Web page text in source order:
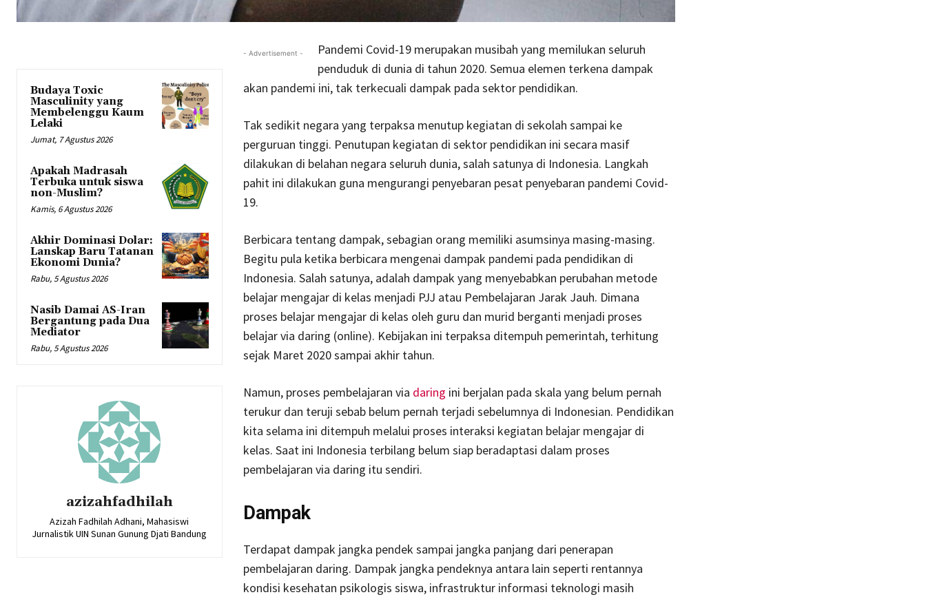
Budaya Toxic
Masculinity yang
Membelenggu Kaum
Lelaki
Jumat, 7 Agustus 2026
Apakah Madrasah
Terbuka untuk siswa
non-Muslim?
Kamis, 6 Agustus 2026
Akhir Dominasi Dolar:
Lanskap Baru Tatanan
Ekonomi Dunia?
Rabu, 5 Agustus 2026
Nasib Damai AS-Iran
Bergantung pada Dua
Mediator
Rabu, 5 Agustus 2026
azizahfadhilah
Azizah Fadhilah Adhani, Mahasiswi
Jurnalistik UIN Sunan Gunung Djati Bandung
- Advertisement -
Pandemi Covid-19 merupakan musibah yang memilukan seluruh
penduduk di dunia di tahun 2020. Semua elemen terkena dampak
akan pandemi ini, tak terkecuali dampak pada sektor pendidikan.
Tak sedikit negara yang terpaksa menutup kegiatan di sekolah sampai ke
perguruan tinggi. Penutupan kegiatan di sektor pendidikan ini secara masif
dilakukan di belahan negara seluruh dunia, salah satunya di Indonesia. Langkah
pahit ini dilakukan guna mengurangi penyebaran pesat penyebaran pandemi Covid-
19.
Berbicara tentang dampak, sebagian orang memiliki asumsinya masing-masing.
Begitu pula ketika berbicara mengenai dampak pandemi pada pendidikan di
Indonesia. Salah satunya, adalah dampak yang menyebabkan perubahan metode
belajar mengajar di kelas menjadi PJJ atau Pembelajaran Jarak Jauh. Dimana
proses belajar mengajar di kelas oleh guru dan murid berganti menjadi proses
belajar via daring (online). Kebijakan ini terpaksa ditempuh pemerintah, terhitung
sejak Maret 2020 sampai akhir tahun.
Namun, proses pembelajaran via daring ini berjalan pada skala yang belum pernah
terukur dan teruji sebab belum pernah terjadi sebelumnya di Indonesian. Pendidikan
kita selama ini ditempuh melalui proses interaksi kegiatan belajar mengajar di
kelas. Saat ini Indonesia terbilang belum siap beradaptasi dalam proses
pembelajaran via daring itu sendiri.
Dampak
Terdapat dampak jangka pendek sampai jangka panjang dari penerapan
pembelajaran daring. Dampak jangka pendeknya antara lain seperti rentannya
kondisi kesehatan psikologis siswa, infrastruktur informasi teknologi masih